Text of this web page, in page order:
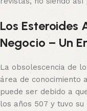
Los Esteroides
Negocio – Un
La obsolescencia de
área de conocimiento
puede ser debido a
los años 507 y tuvo